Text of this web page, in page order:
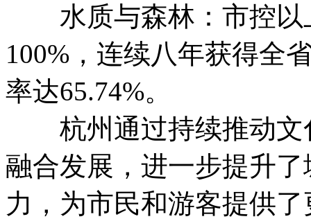
水质与森林：市控以
100%，连续八年获得全
率达65.74%。
杭州通过持续推动文
融合发展，进一步提升
力，为市民和游客提供